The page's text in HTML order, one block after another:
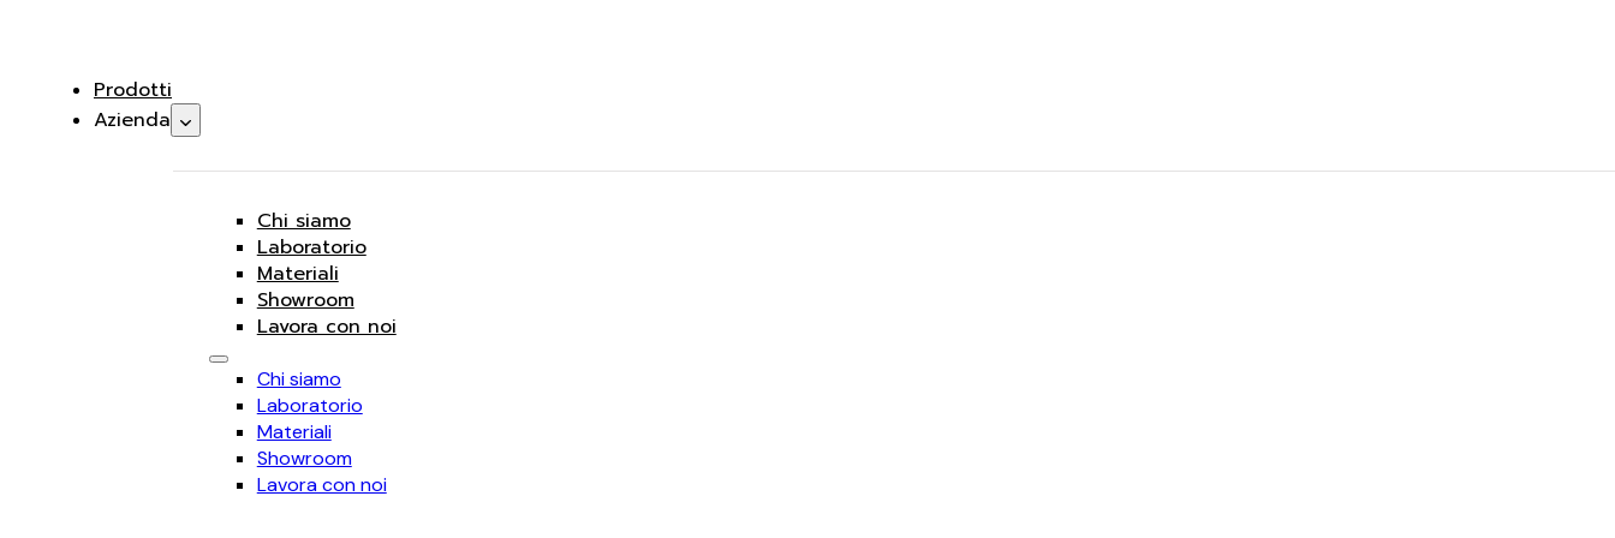
Prodotti
Azienda
Chi siamo
Laboratorio
Materiali
Showroom
Lavora con noi
Chi siamo
Laboratorio
Materiali
Showroom
Lavora con noi